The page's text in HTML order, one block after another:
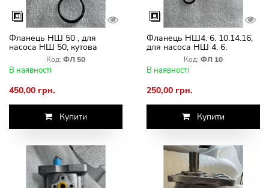
Фланець НШ 50 , для
насоса НШ 50, кутова
Код: ФЛ 50
В наявності
450,00 грн.
Купити
Фланець НШ4. 6. 10.14.16,
для насоса НШ 4. 6.
10.14.16, кутова муфта
Код: ФЛ 10
В наявності
250,00 грн.
Купити